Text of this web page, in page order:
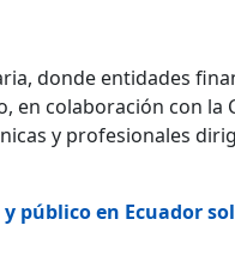
donde entidades
en colaboración con la
y profesionales
público en Ecuador